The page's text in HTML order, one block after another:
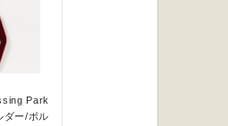
Park
ダー/ボル